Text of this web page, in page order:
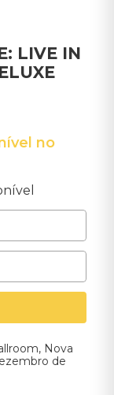
LIVE IN
no
Nova
de